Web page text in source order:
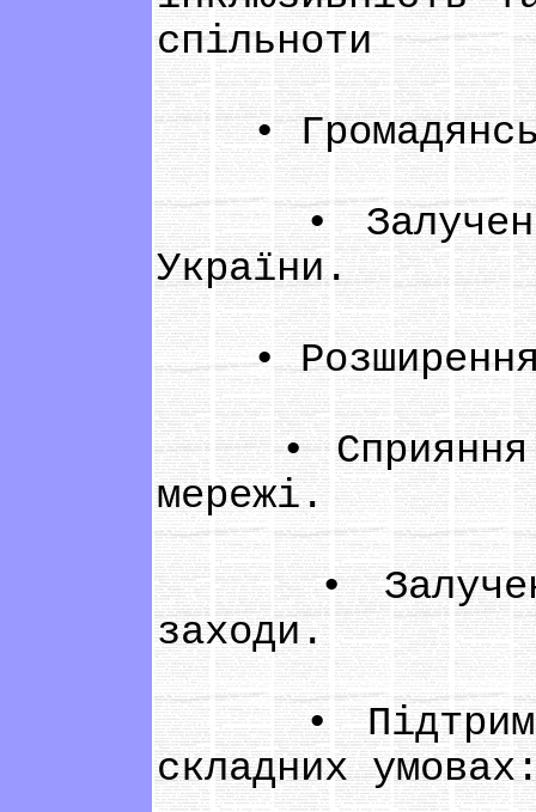
спільноти
•
• Залучення
України.
• Розширення
• Сприяння
мережі.
• Залучення
заходи.
• Підтримка
складних